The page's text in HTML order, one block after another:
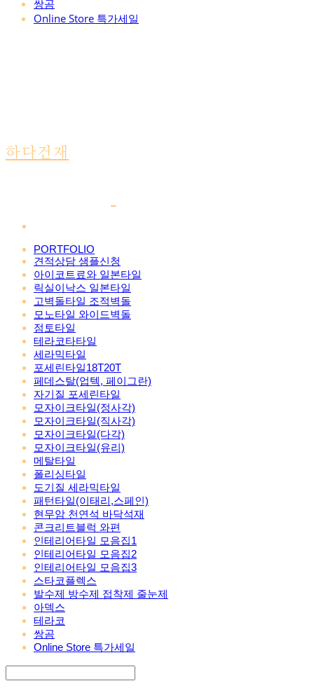
쌍곰
Online Store 특가세일
하다건재
PORTFOLIO
견적상담 샘플신청
아이코트료와 일본타일
릭실이낙스 일본타일
고벽돌타일 조적벽돌
모노타일 와이드벽돌
점토타일
테라코타타일
세라믹타일
포세린타일18T20T
페데스탈(업텍, 페이그란)
자기질 포세린타일
모자이크타일(정사각)
모자이크타일(직사각)
모자이크타일(다각)
모자이크타일(유리)
메탈타일
폴리싱타일
도기질 세라믹타일
패턴타일(이태리,스페인)
현무암 천연석 바닥석재
콘크리트블럭 와편
인테리어타일 모음집1
인테리어타일 모음집2
인테리어타일 모음집3
스타코플렉스
발수제 방수제 접착제 줄눈제
아덱스
테라코
쌍곰
Online Store 특가세일